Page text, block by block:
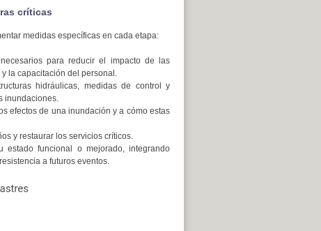
críticas
medidas específicas en cada etapa:
para reducir el impacto de las
la capacitación del personal.
hidráulicas, medidas de control y
inundaciones.
efectos de una inundación y a cómo estas
y restaurar los servicios críticos.
funcional o mejorado, integrando
a futuros eventos.